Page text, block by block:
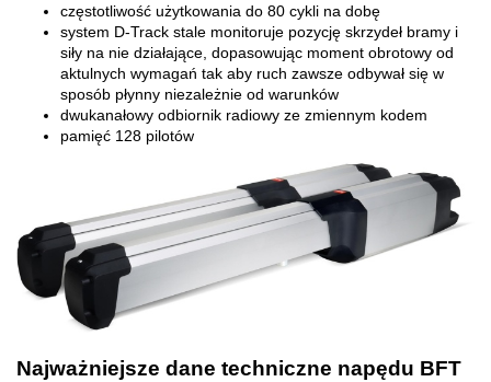
częstotliwość użytkowania do 80 cykli na dobę
system D-Track stale monitoruje pozycję skrzydeł bramy i
siły na nie działające, dopasowując moment obrotowy od
aktulnych wymagań tak aby ruch zawsze odbywał się w
sposób płynny niezależnie od warunków
dwukanałowy odbiornik radiowy ze zmiennym kodem
pamięć 128 pilotów
Najważniejsze dane techniczne napędu BFT